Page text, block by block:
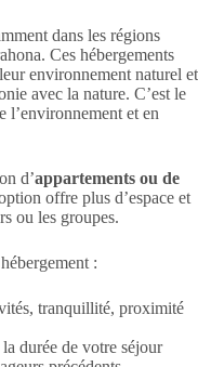
dans les régions
Ces hébergements
environnement naturel et
avec la nature. C’est le
l’environnement et en
d’appartements ou de
offre plus d’espace et
ou les groupes.
:
tranquillité, proximité
durée de votre séjour